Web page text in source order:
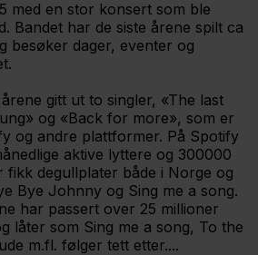
med en stor konsert som ble
Bandet har de siste årene spilt ca
besøker dager, eventer og
gitt ut to singler, «The last
og «Back for more», som er
og andre plattformer. På Spotify
aktive lyttere og 300000
fikk degullplater både i Norge og
Bye Johnny og Sing me a song.
har passert over 25 millioner
låter som Sing me a song, To the
m.fl. følger tett etter....